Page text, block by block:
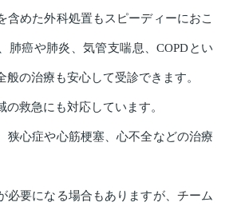
含めた外科処置もスピーディーにおこ
肺癌や肺炎、気管支喘息、COPDとい
般の治療も安心して受診できます。
の救急にも対応しています。
狭心症や心筋梗塞、心不全などの治療
必要になる場合もありますが、チーム